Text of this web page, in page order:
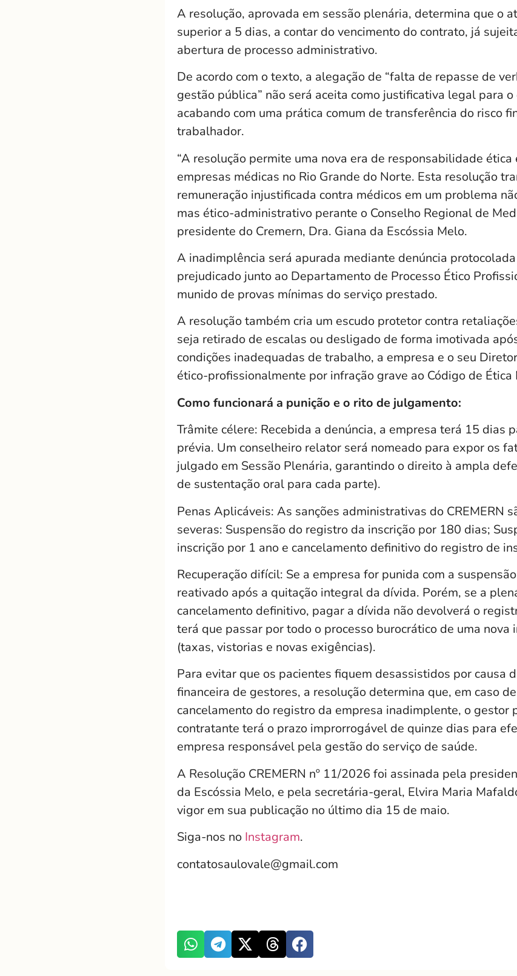
A resolução, aprovada em sessão plenária, determina que o
superior a 5 dias, a contar do vencimento do contrato, já
abertura de processo administrativo.
De acordo com o texto, a alegação de “falta de repasse de
gestão pública” não será aceita como justificativa legal para
acabando com uma prática comum de transferência do risco
trabalhador.
“A resolução permite uma nova era de responsabilidade
empresas médicas no Rio Grande do Norte. Esta resolução
remuneração injustificada contra médicos em um problema
mas ético-administrativo perante o Conselho Regional de
presidente do Cremern, Dra. Giana da Escóssia Melo.
A inadimplência será apurada mediante denúncia
prejudicado junto ao Departamento de Processo Ético
munido de provas mínimas do serviço prestado.
A resolução também cria um escudo protetor contra
seja retirado de escalas ou desligado de forma imotivada
condições inadequadas de trabalho, a empresa e o seu
ético-profissionalmente por infração grave ao Código de Ética
Como funcionará a punição e o rito de julgamento:
Trâmite célere: Recebida a denúncia, a empresa terá 15 dias
prévia. Um conselheiro relator será nomeado para expor os
julgado em Sessão Plenária, garantindo o direito à ampla
de sustentação oral para cada parte).
Penas Aplicáveis: As sanções administrativas do CREMERN
severas: Suspensão do registro da inscrição por 180 dias;
inscrição por 1 ano e cancelamento definitivo do registro de
Recuperação difícil: Se a empresa for punida com a
reativado após a quitação integral da dívida. Porém, se a
cancelamento definitivo, pagar a dívida não devolverá o
terá que passar por todo o processo burocrático de uma nova
(taxas, vistorias e novas exigências).
Para evitar que os pacientes fiquem desassistidos por causa
financeira de gestores, a resolução determina que, em caso
cancelamento do registro da empresa inadimplente, o gestor
contratante terá o prazo improrrogável de quinze dias para
empresa responsável pela gestão do serviço de saúde.
A Resolução CREMERN nº 11/2026 foi assinada pela
da Escóssia Melo, e pela secretária-geral, Elvira Maria
vigor em sua publicação no último dia 15 de maio.
Siga-nos no Instagram.
contatosaulovale@gmail.com